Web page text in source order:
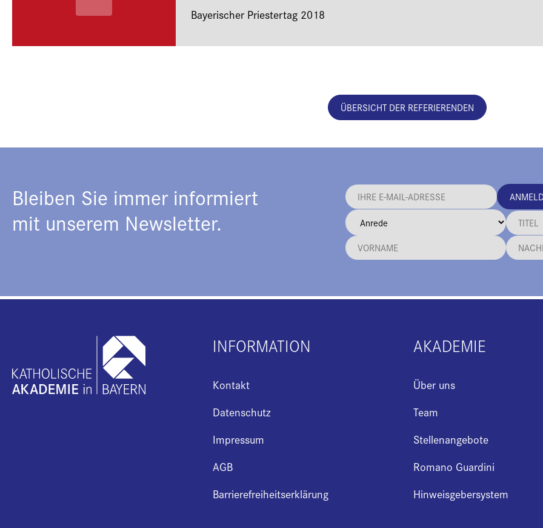
Bayerischer Priestertag 2018
ÜBERSICHT DER REFERIERENDEN
Bleiben Sie immer informiert
mit unserem Newsletter.
INFORMATION
Kontakt
Datenschutz
Impressum
AGB
Barrierefreiheitserklärung
AKADEMIE
Über uns
Team
Stellenangebote
Romano Guardini
Hinweisgebersystem